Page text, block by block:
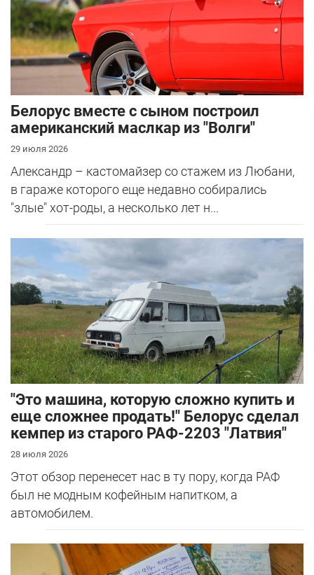
Белорус вместе с сыном построил
американский маслкар из "Волги"
29 июля 2026
Александр – кастомайзер со стажем из Любани,
в гараже которого еще недавно собирались
"злые" хот-роды, а несколько лет н...
"Это машина, которую сложно купить и
еще сложнее продать!" Белорус сделал
кемпер из старого РАФ-2203 "Латвия"
28 июля 2026
Этот обзор перенесет нас в ту пору, когда РАФ
был не модным кофейным напитком, а
автомобилем.